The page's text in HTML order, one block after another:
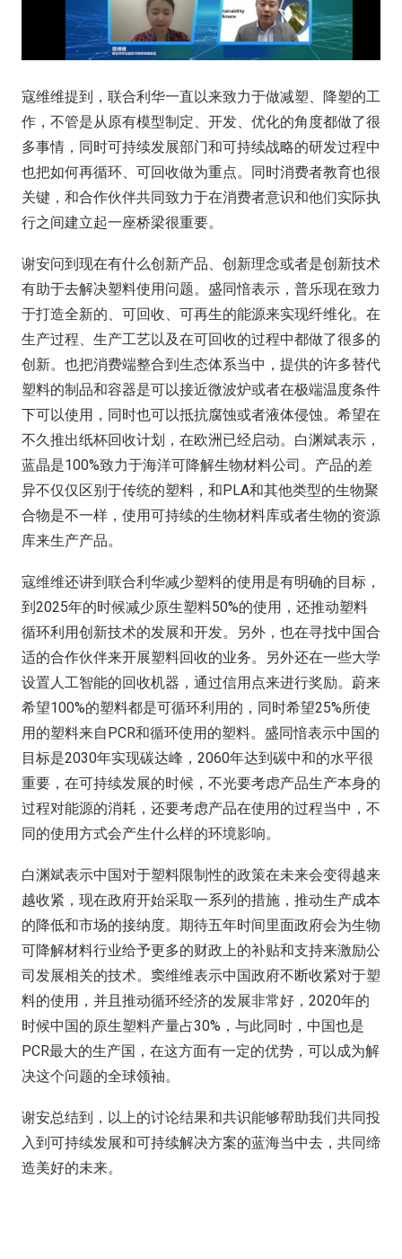
寇维维提到，联合利华一直以来致力于做减塑、降塑的工
作，不管是从原有模型制定、开发、优化的角度都做了很
多事情，同时可持续发展部门和可持续战略的研发过程中
也把如何再循环、可回收做为重点。同时消费者教育也很
关键，和合作伙伴共同致力于在消费者意识和他们实际执
行之间建立起一座桥梁很重要。
谢安问到现在有什么创新产品、创新理念或者是创新技术
有助于去解决塑料使用问题。盛同愔表示，普乐现在致力
于打造全新的、可回收、可再生的能源来实现纤维化。在
生产过程、生产工艺以及在可回收的过程中都做了很多的
创新。也把消费端整合到生态体系当中，提供的许多替代
塑料的制品和容器是可以接近微波炉或者在极端温度条件
下可以使用，同时也可以抵抗腐蚀或者液体侵蚀。希望在
不久推出纸杯回收计划，在欧洲已经启动。白渊斌表示，
蓝晶是100%致力于海洋可降解生物材料公司。产品的差
异不仅仅区别于传统的塑料，和PLA和其他类型的生物聚
合物是不一样，使用可持续的生物材料库或者生物的资源
库来生产产品。
寇维维还讲到联合利华减少塑料的使用是有明确的目标，
到2025年的时候减少原生塑料50%的使用，还推动塑料
循环利用创新技术的发展和开发。另外，也在寻找中国合
适的合作伙伴来开展塑料回收的业务。另外还在一些大学
设置人工智能的回收机器，通过信用点来进行奖励。蔚来
希望100%的塑料都是可循环利用的，同时希望25%所使
用的塑料来自PCR和循环使用的塑料。盛同愔表示中国的
目标是2030年实现碳达峰，2060年达到碳中和的水平很
重要，在可持续发展的时候，不光要考虑产品生产本身的
过程对能源的消耗，还要考虑产品在使用的过程当中，不
同的使用方式会产生什么样的环境影响。
白渊斌表示中国对于塑料限制性的政策在未来会变得越来
越收紧，现在政府开始采取一系列的措施，推动生产成本
的降低和市场的接纳度。期待五年时间里面政府会为生物
可降解材料行业给予更多的财政上的补贴和支持来激励公
司发展相关的技术。窦维维表示中国政府不断收紧对于塑
料的使用，并且推动循环经济的发展非常好，2020年的
时候中国的原生塑料产量占30%，与此同时，中国也是
PCR最大的生产国，在这方面有一定的优势，可以成为解
决这个问题的全球领袖。
谢安总结到，以上的讨论结果和共识能够帮助我们共同投
入到可持续发展和可持续解决方案的蓝海当中去，共同缔
造美好的未来。